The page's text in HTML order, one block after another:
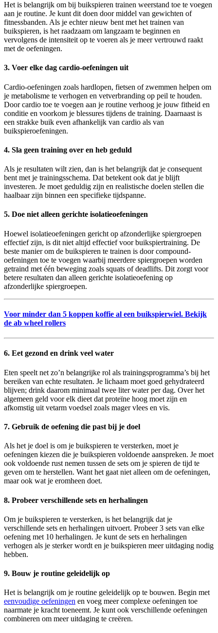
Het is belangrijk om bij buikspieren trainen weerstand toe te voegen
aan je routine. Je kunt dit doen door middel van gewichten of
fitnessbanden. Als je echter nieuw bent met het trainen van
buikspieren, is het raadzaam om langzaam te beginnen en
vervolgens de intensiteit op te voeren als je meer vertrouwd raakt
met de oefeningen.
3. Voer elke dag cardio-oefeningen uit
Cardio-oefeningen zoals hardlopen, fietsen of zwemmen helpen om
je metabolisme te verhogen en vetverbranding op peil te houden.
Door cardio toe te voegen aan je routine verhoog je jouw fitheid en
conditie en voorkom je blessures tijdens de training. Daarnaast is
een strakke buik even afhankelijk van cardio als van
buikspieroefeningen.
4. Sla geen training over en heb geduld
Als je resultaten wilt zien, dan is het belangrijk dat je consequent
bent met je trainingsschema. Dat betekent ook dat je blijft
investeren. Je moet geduldig zijn en realistische doelen stellen die
haalbaar zijn binnen een specifieke tijdspanne.
5. Doe niet alleen gerichte isolatieoefeningen
Hoewel isolatieoefeningen gericht op afzonderlijke spiergroepen
effectief zijn, is dit niet altijd effectief voor buikspiertraining. De
beste manier om de buikspieren te trainen is door compound-
oefeningen toe te voegen waarbij meerdere spiergroepen worden
getraind met één beweging zoals squats of deadlifts. Dit zorgt voor
betere resultaten dan alleen gerichte isolatieoefening op
afzonderlijke spiergroepen.
Voor minder dan 5 koppen koffie al een buikspierwiel. Bekijk
de ab wheel rollers
6. Eet gezond en drink veel water
Eten speelt net zo’n belangrijke rol als trainingsprogramma’s bij het
bereiken van echte resultaten. Je lichaam moet goed gehydrateerd
blijven; drink daarom minimaal twee liter water per dag. Over het
algemeen geld voor elk dieet dat proteïne hoog moet zijn en
afkomstig uit vetarm voedsel zoals mager vlees en vis.
7. Gebruik de oefening die past bij je doel
Als het je doel is om je buikspieren te versterken, moet je
oefeningen kiezen die je buikspieren voldoende aanspreken. Je moet
ook voldoende rust nemen tussen de sets om je spieren de tijd te
geven om te herstellen. Want het gaat niet alleen om de oefeningen,
maar ook wat je eromheen doet.
8. Probeer verschillende sets en herhalingen
Om je buikspieren te versterken, is het belangrijk dat je
verschillende sets en herhalingen uitvoert. Probeer 3 sets van elke
oefening met 10 herhalingen. Je kunt de sets en herhalingen
verhogen als je sterker wordt en je buikspieren meer uitdaging nodig
hebben.
9. Bouw je routine geleidelijk op
Het is belangrijk om je routine geleidelijk op te bouwen. Begin met
eenvoudige oefeningen en voeg meer complexe oefeningen toe
naarmate je kracht toeneemt. Je kunt ook verschillende oefeningen
combineren om meer uitdaging te creëren.